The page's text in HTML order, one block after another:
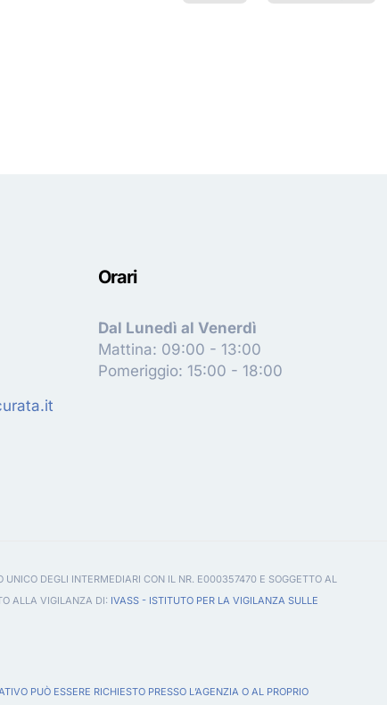
Orari
Dal Lunedì al Venerdì
Mattina: 09:00 - 13:00
Pomeriggio: 15:00 - 18:00
DEGLI INTERMEDIARI CON IL NR. E000357470 E SOGGETTO AL
ALLA VIGILANZA DI: IVASS - ISTITUTO PER LA VIGILANZA SULLE
PUÒ ESSERE RICHIESTO PRESSO L’AGENZIA O AL PROPRIO